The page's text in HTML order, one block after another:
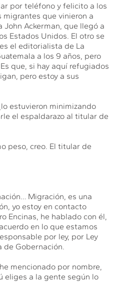
por teléfono y felicito a los
migrantes que vinieron a
John Ackerman, que llegó a
Estados Unidos. El otro se
el editorialista de La
a los 9 años, pero
que, si hay aquí refugiados
pero estoy a sus
estuvieron minimizando
el espaldarazo al titular de
peso, creo. El titular de
Migración, es una
yo estoy en contacto
Encinas, he hablado con él,
en lo que estamos
por ley, por Ley
de Gobernación.
mencionado por nombre,
eliges a la gente según lo